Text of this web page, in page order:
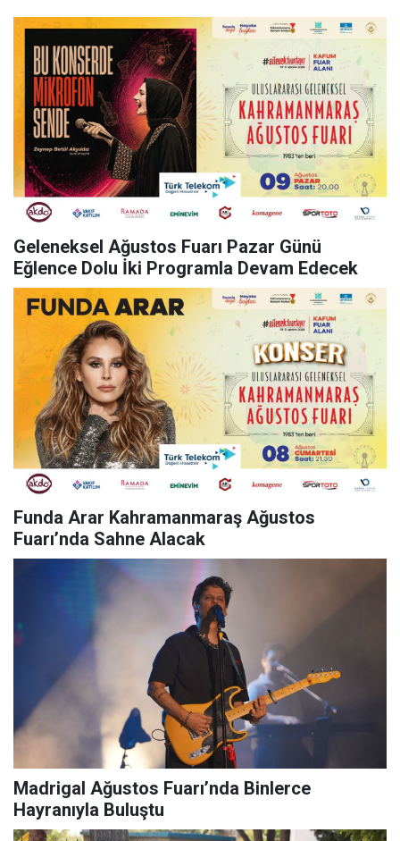
Geleneksel Ağustos Fuarı Pazar Günü
Eğlence Dolu İki Programla Devam Edecek
Funda Arar Kahramanmaraş Ağustos
Fuarı’nda Sahne Alacak
Madrigal Ağustos Fuarı’nda Binlerce
Hayranıyla Buluştu